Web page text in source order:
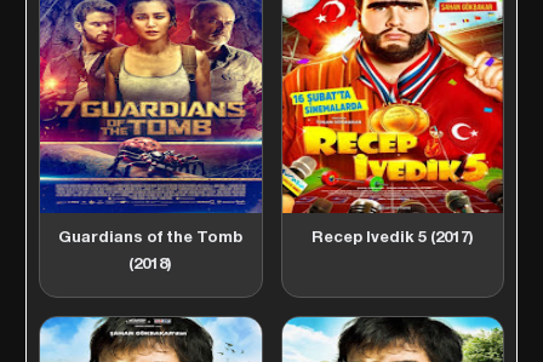
Recep Ivedik 5 (2017)
Guardians of the Tomb
(2018)